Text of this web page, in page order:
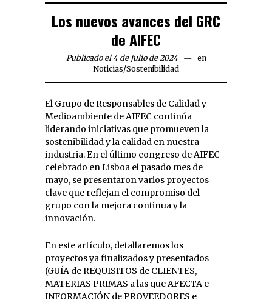
Los nuevos avances del GRC
de AIFEC
Publicado el 4 de julio de 2024
en
Noticias/Sostenibilidad
El Grupo de Responsables de Calidad y
Medioambiente de AIFEC continúa
liderando iniciativas que promueven la
sostenibilidad y la calidad en nuestra
industria. En el último congreso de AIFEC
celebrado en Lisboa el pasado mes de
mayo, se presentaron varios proyectos
clave que reflejan el compromiso del
grupo con la mejora continua y la
innovación.
En este artículo, detallaremos los
proyectos ya finalizados y presentados
(GUÍA de REQUISITOS de CLIENTES,
MATERIAS PRIMAS a las que AFECTA e
INFORMACIÓN de PROVEEDORES e